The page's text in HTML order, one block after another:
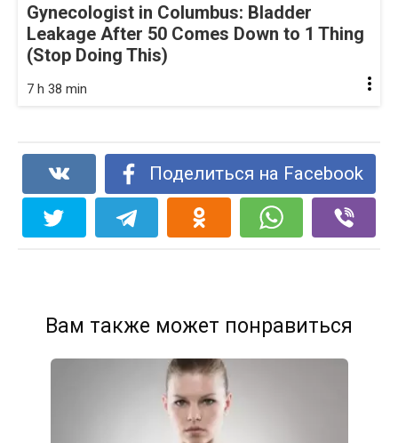
Gynecologist in Columbus: Bladder
Leakage After 50 Comes Down to 1 Thing
(Stop Doing This)
7 h 38 min
Поделиться на Facebook
Вам также может понравиться